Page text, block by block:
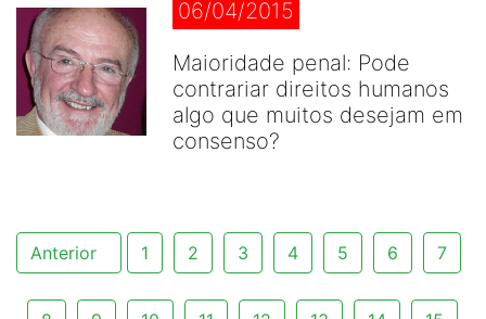
06/04/2015
Maioridade penal: Pode
contrariar direitos humanos
algo que muitos desejam em
consenso?
Anterior 1 2 3 4 5 6 7